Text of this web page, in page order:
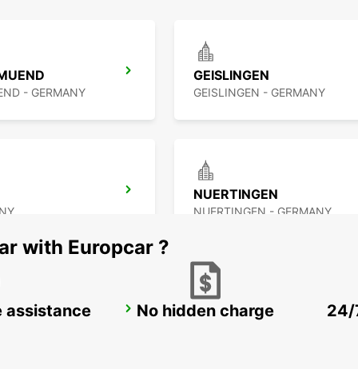
- GERMANY
GEISLINGEN
GEISLINGEN - GERMANY
NUERTINGEN
NUERTINGEN - GERMANY
HEIDENHEIM
with Europcar ?
assistance No hidden charge
24/